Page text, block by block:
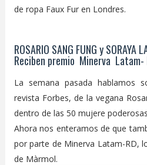
de ropa Faux Fur en Londres.
ROSARIO SANG FUNG y SORAYA
Reciben premio Minerva Latam-
La semana pasada hablamos
revista Forbes, de la vegana
dentro de las 50 mujere
Ahora nos enteramos de que
por parte de Minerva Latam-RD,
de Màrmol.